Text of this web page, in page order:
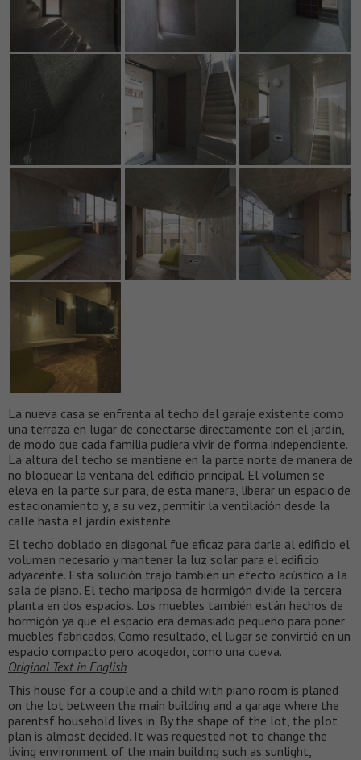
La nueva casa se enfrenta al techo del garaje existente como
una terraza en lugar de conectarse directamente con el jardín,
de modo que cada familia pudiera vivir de forma independiente.
La altura del techo se mantiene en la parte norte de manera de
no bloquear la ventana del edificio principal. El volumen se
eleva en la parte sur para, de esta manera, liberar un espacio de
estacionamiento y, a su vez, permitir la ventilación desde la
calle hasta el jardín existente.
El techo doblado en diagonal fue eficaz para darle al edificio el
volumen necesario y mantener la luz solar para el edificio
adyacente. Esta solución trajo también un efecto acústico a la
sala de piano. El techo mariposa de hormigón divide la tercera
planta en dos espacios. Los muebles también están hechos de
hormigón ya que el espacio era demasiado pequeño para poner
muebles fabricados. Como resultado, el lugar se convirtió en un
espacio compacto pero acogedor, como una cueva.
Original Text in English
This house for a couple and a child with piano room is planed
on the lot between the main building and a garage where the
parentsf household lives in. By the shape of the lot, the plot
plan is almost decided. It was requested not to change the
living environment of the main building such as sunlight,